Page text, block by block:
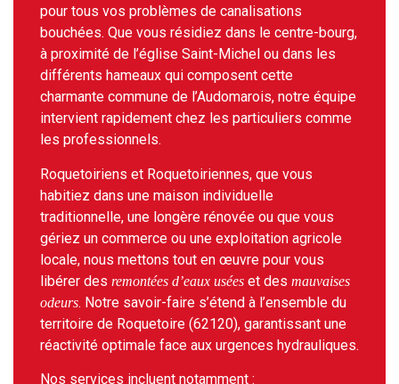
pour tous vos problèmes de canalisations
bouchées. Que vous résidiez dans le centre-bourg,
à proximité de l’église Saint-Michel ou dans les
différents hameaux qui composent cette
charmante commune de l’Audomarois, notre équipe
intervient rapidement chez les particuliers comme
les professionnels.
Roquetoiriens et Roquetoiriennes, que vous
habitiez dans une maison individuelle
traditionnelle, une longère rénovée ou que vous
gériez un commerce ou une exploitation agricole
locale, nous mettons tout en œuvre pour vous
libérer des remontées d’eaux usées et des mauvaises
odeurs. Notre savoir-faire s’étend à l’ensemble du
territoire de Roquetoire (62120), garantissant une
réactivité optimale face aux urgences hydrauliques.
Nos services incluent notamment :